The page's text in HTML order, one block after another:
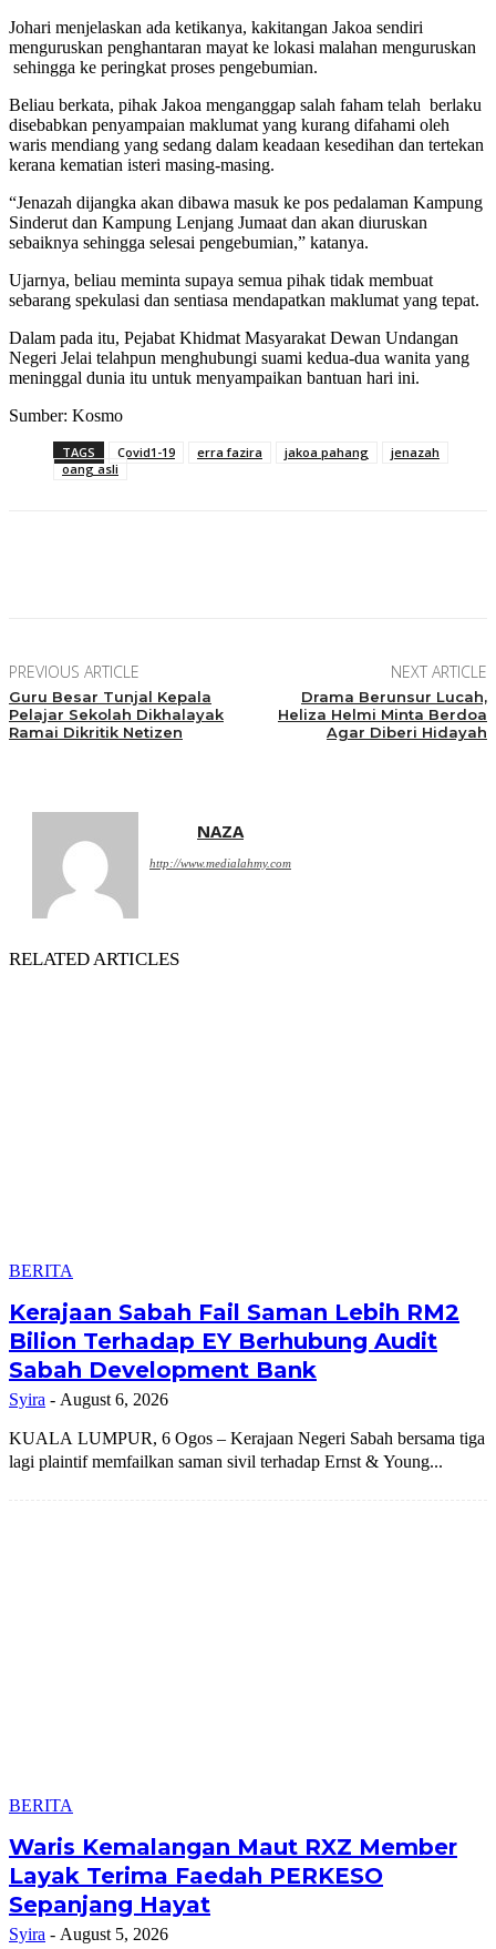
Johari menjelaskan ada ketikanya, kakitangan Jakoa sendiri
menguruskan penghantaran mayat ke lokasi malahan menguruskan
sehingga ke peringkat proses pengebumian.
Beliau berkata, pihak Jakoa menganggap salah faham telah berlaku
disebabkan penyampaian maklumat yang kurang difahami oleh
waris mendiang yang sedang dalam keadaan kesedihan dan tertekan
kerana kematian isteri masing-masing.
“Jenazah dijangka akan dibawa masuk ke pos pedalaman Kampung
Sinderut dan Kampung Lenjang Jumaat dan akan diuruskan
sebaiknya sehingga selesai pengebumian,” katanya.
Ujarnya, beliau meminta supaya semua pihak tidak membuat
sebarang spekulasi dan sentiasa mendapatkan maklumat yang tepat.
Dalam pada itu, Pejabat Khidmat Masyarakat Dewan Undangan
Negeri Jelai telahpun menghubungi suami kedua-dua wanita yang
meninggal dunia itu untuk menyampaikan bantuan hari ini.
Sumber: Kosmo
TAGS Covid1-19 erra fazira jakoa pahang
jenazah
oang asli
PREVIOUS ARTICLE
Guru Besar Tunjal Kepala
Pelajar Sekolah Dikhalayak
Ramai Dikritik Netizen
NEXT ARTICLE
Drama Berunsur Lucah,
Heliza Helmi Minta Berdoa
Agar Diberi Hidayah
NAZA
http://www.medialahmy.com
RELATED ARTICLES
BERITA
Kerajaan Sabah Fail Saman Lebih RM2
Bilion Terhadap EY Berhubung Audit
Sabah Development Bank
Syira - August 6, 2026
KUALA LUMPUR, 6 Ogos – Kerajaan Negeri Sabah bersama tiga
lagi plaintif memfailkan saman sivil terhadap Ernst & Young...
BERITA
Waris Kemalangan Maut RXZ Member
Layak Terima Faedah PERKESO
Sepanjang Hayat
Syira - August 5, 2026